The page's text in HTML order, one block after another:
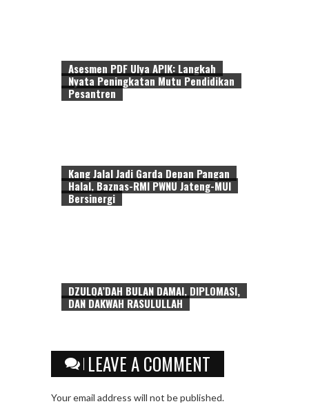
Asesmen PDF Ulya APIK: Langkah
Nyata Peningkatan Mutu Pendidikan
Pesantren
Kang Jalal Jadi Garda Depan Pangan
Halal, Baznas-RMI PWNU Jateng-MUI
Bersinergi
DZULQA’DAH BULAN DAMAI, DIPLOMASI,
DAN DAKWAH RASULULLAH
LEAVE A COMMENT
Your email address will not be published.